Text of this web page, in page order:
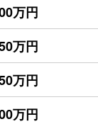
万円
万円
万円
万円